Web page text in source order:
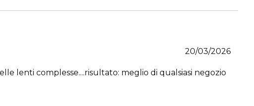
20/03/2026
lenti complesse....risultato: meglio di qualsiasi negozio